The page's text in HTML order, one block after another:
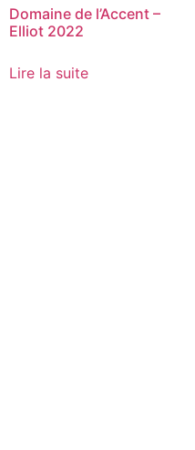
Domaine de l’Accent –
Elliot 2022
Lire la suite